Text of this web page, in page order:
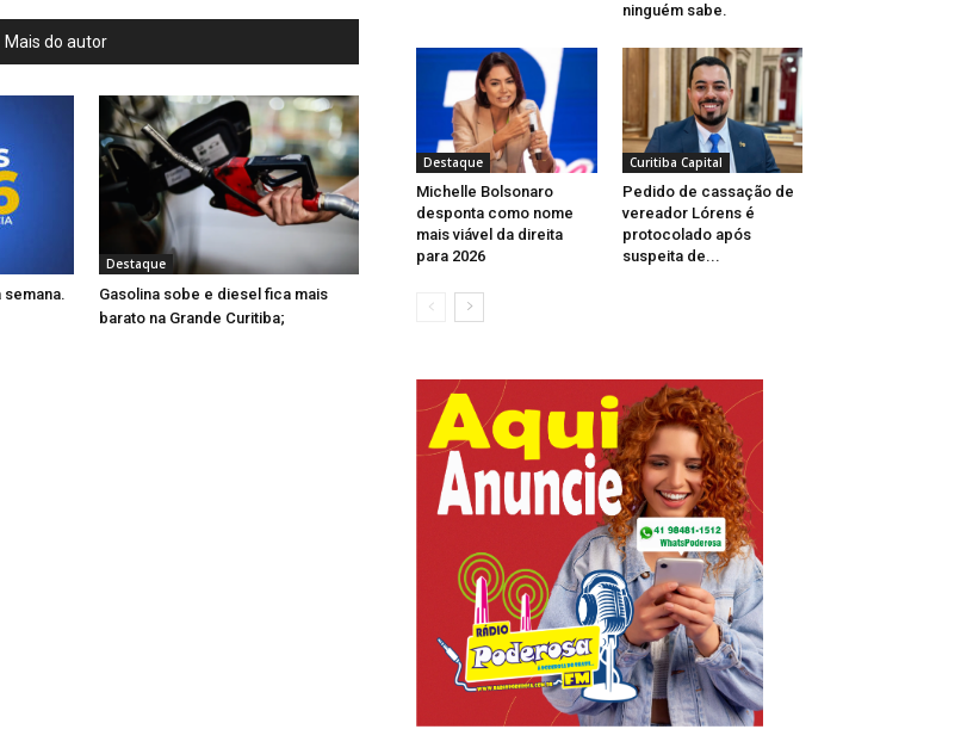
Mais do autor
semana.
Destaque
Gasolina sobe e diesel fica mais
barato na Grande Curitiba;
ninguém sabe.
Destaque
Michelle Bolsonaro
desponta como nome
mais viável da direita
para 2026
Curitiba Capital
Pedido de cassação de
vereador Lórens é
protocolado após
suspeita de...